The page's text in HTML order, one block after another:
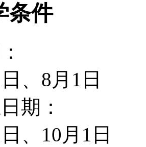
管理研究生院
公营和
的专业管理训
案研究，后者
条件
、8月1日
期：
、10月1日